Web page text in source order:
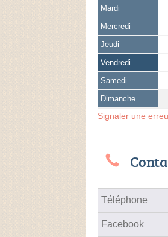
Mardi
Mercredi
Jeudi
Vendredi
Samedi
Dimanche
Signaler une
Téléphone
Facebook